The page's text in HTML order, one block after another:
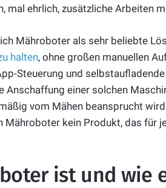
mal ehrlich, zusätzliche Arbeiten
Mähroboter als sehr beliebte
halten, ohne großen manuellen
Steuerung und
Anschaffung einer solchen
vom Mähen beansprucht
Mähroboter kein Produkt, das für
ist und